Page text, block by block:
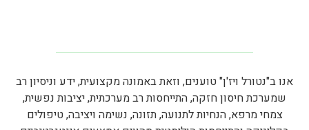
אנו ב"נטורל ויז'ן" טוענים, וזאת באמונה מקצועית, ידע וניסיון רב
שמערכת חיסון חזקה, התייחסות רב מערכתית, יציבות נפשית,
צמחי מרפא, הנחיות לתנועה, תזונה, נשימה ויציבה, טיפולים